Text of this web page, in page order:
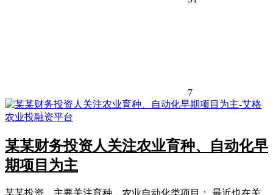
7
某某财务投资人关注农业育种、自动化早
期项目为主
某某投资，主要关注育种，农业自动化类项目； 最近也在关